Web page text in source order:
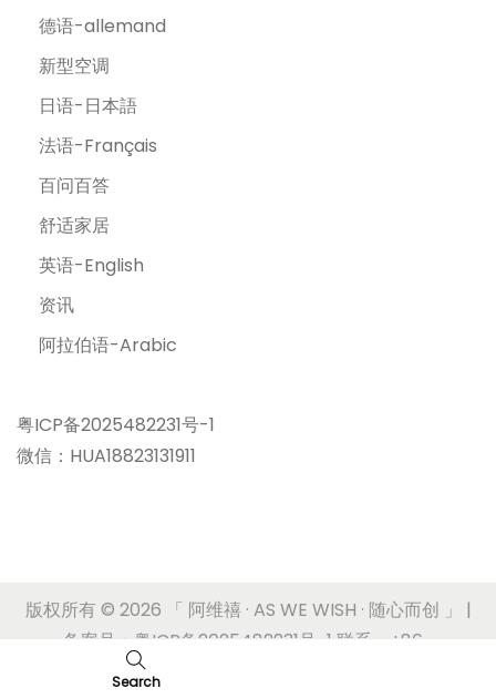
德语-allemand
新型空调
日语-日本語
法语-Français
百问百答
舒适家居
英语-English
资讯
阿拉伯语-Arabic
粤ICP备2025482231号-1
微信：HUA18823131911
Search
版权所有 © 2026 「 阿维禧 · AS WE WISH · 随心而创 」
|
备案号：粤ICP备2025482231号-1 联系：+86-